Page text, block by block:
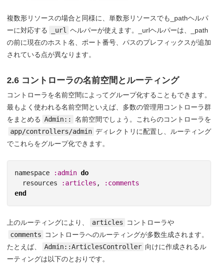
複数形リソースの場合と同様に、単数形リソースでも_pathヘルパ
ーに対応する
_url
ヘルパーが使えます。_urlヘルパーは、_path
の前に現在のホスト名、ポート番号、パスのプレフィックスが追加
されている点が異なります。
2.6 コントローラの名前空間とルーティング
コントローラを名前空間によってグループ化することもできます。
最もよく使われる名前空間といえば、多数の管理用コントローラ群
をまとめる Admin::
名前空間でしょう。これらのコントローラを
app/controllers/admin ディレクトリに配置し、ルーティング
でこれらをグループ化できます。
namespace :admin do
resources
:articles ,
:comments
end
上のルーティングにより、 articles
コントローラや
comments
コントローラへのルーティングが多数生成されます。
たとえば、
Admin::ArticlesController 向けに作成されるル
ーティングは以下のとおりです。